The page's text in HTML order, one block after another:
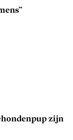
zijn